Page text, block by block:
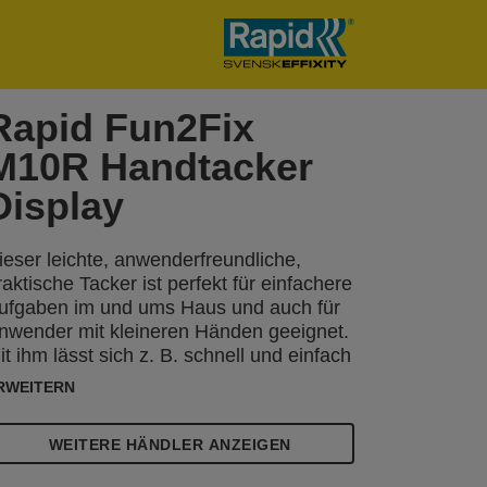
Fun2Fix
Handtacker
leichte, anwenderfreundliche,
Tacker ist perfekt für einfachere
im und ums Haus und auch für
mit kleineren Händen geeignet.
ihm lässt sich z. B. schnell und einfach
und Dekomaterial befestigen.
WEITERE HÄNDLER ANZEIGEN